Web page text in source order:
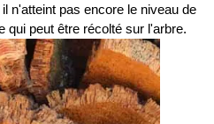
n'atteint pas encore le niveau de
qui peut être récolté sur l'arbre.